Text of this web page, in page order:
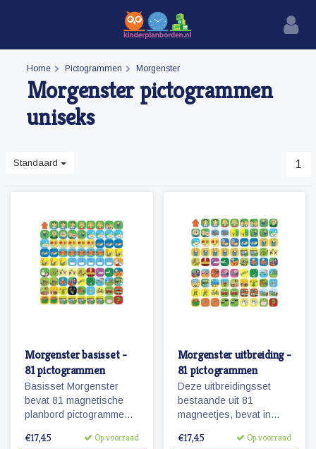
Home Pictogrammen Morgenster
Morgenster pictogrammen
uniseks
Standaard 1
Morgenster basisset -
81 pictogrammen
Basisset Morgenster
bevat 81 magnetische
planbord pictogrammen
planbord Morgenster.
€17,45 Op voorraad
Morgenster uitbreiding -
81 pictogrammen
Deze uitbreidingsset
bestaande uit 81
magneetjes, bevat in
basisset Morgenster, alle
€17,45 Op voorraad